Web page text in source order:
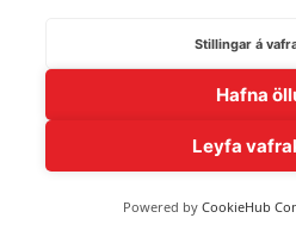
Stillingar á
Hafna
Leyfa
Powered by CookieHub